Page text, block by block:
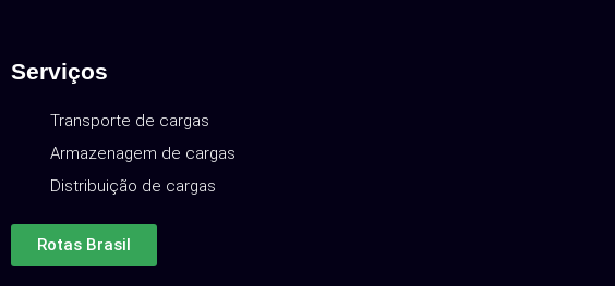
Serviços
Transporte de cargas
Armazenagem de cargas
Distribuição de cargas
Rotas Brasil